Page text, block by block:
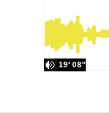
19′ 08″